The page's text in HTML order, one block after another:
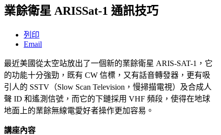
業餘衛星 ARISSat-1 通訊技巧
列印
Email
最近美國從太空站放出了一個新的業餘衛星 ARIS-SAT-1，它
的功能十分強勁，既有 CW 信標，又有話音轉發器，更有吸
引人的 SSTV （Slow Scan Television，慢掃描電視） 及合成人
聲 ID 和遙測信號，而它的下鏈採用 VHF 頻段，使得在地球
地面上的業餘無線電愛好者操作更加容易。
講座內容